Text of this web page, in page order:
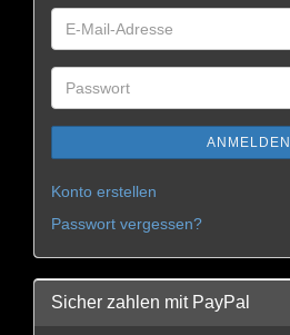
ANMELDEN
Konto erstellen
Passwort vergessen?
Sicher zahlen mit PayPal